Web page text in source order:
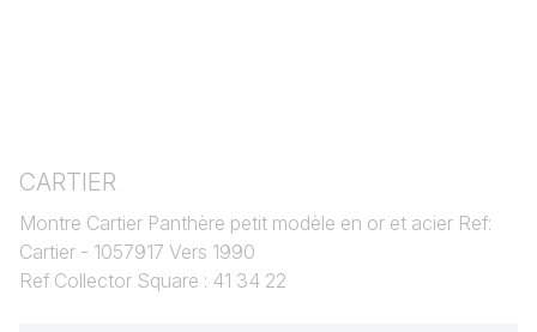
CARTIER
Montre Cartier Panthère petit modèle en or et acier Ref:
Cartier - 1057917 Vers 1990
Ref Collector Square : 41 34 22